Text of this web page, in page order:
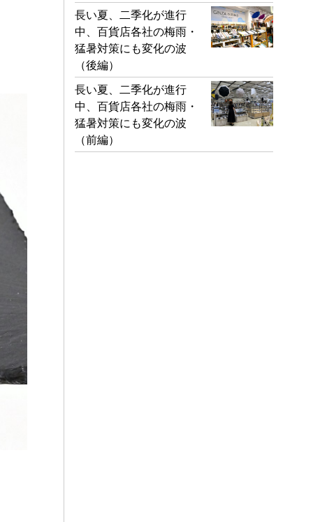
長い夏、二季化が進行
中、百貨店各社の梅雨・
猛暑対策にも変化の波
（後編）
長い夏、二季化が進行
中、百貨店各社の梅雨・
猛暑対策にも変化の波
（前編）